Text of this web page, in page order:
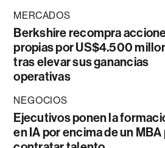
MERCADOS
Berkshire recompra
propias por US$4.500
tras elevar sus ganancias
operativas
NEGOCIOS
Ejecutivos ponen la
en IA por encima de un MBA